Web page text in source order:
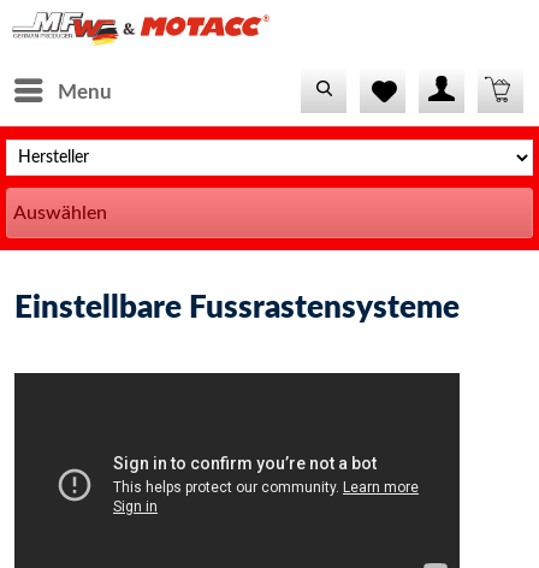
Menu
Auswählen
Einstellbare Fussrastensysteme